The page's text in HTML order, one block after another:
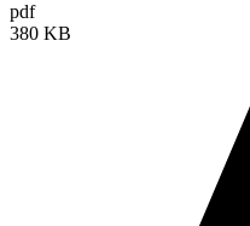
pdf
380 KB